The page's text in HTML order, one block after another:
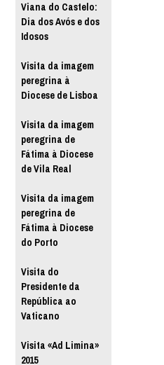
Viana do Castelo:
Dia dos Avós e dos
Idosos
Visita da imagem
peregrina à
Diocese de Lisboa
Visita da imagem
peregrina de
Fátima à Diocese
de Vila Real
Visita da imagem
peregrina de
Fátima à Diocese
do Porto
Visita do
Presidente da
República ao
Vaticano
Visita «Ad Limina»
2015